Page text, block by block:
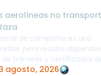
aerolíneas no
de compañía es una
pero resulta
trámites y certificados
especialmente cuando el ...
agosto, 2026